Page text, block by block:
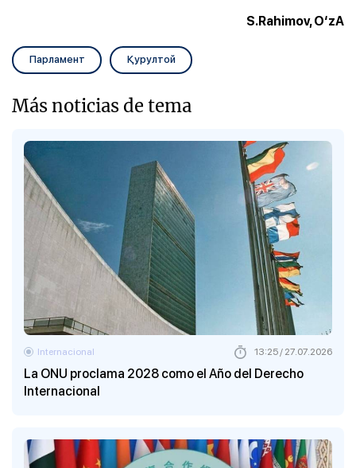
S.Rahimov, O‘zA
Парламент Қурултой
Más noticias de tema
La ONU proclama 2028 como el Año del Derecho
Internacional
Internacional 13:25 / 27.07.2026